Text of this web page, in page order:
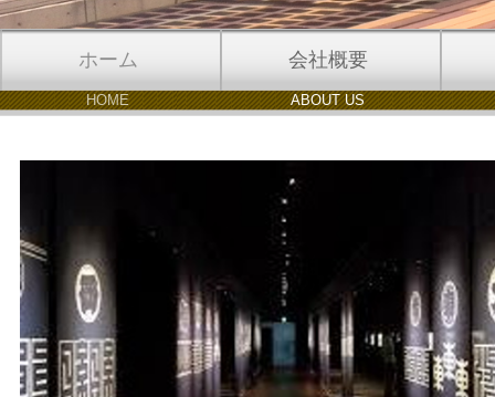
ホーム
HOME
会社概要
ABOUT US